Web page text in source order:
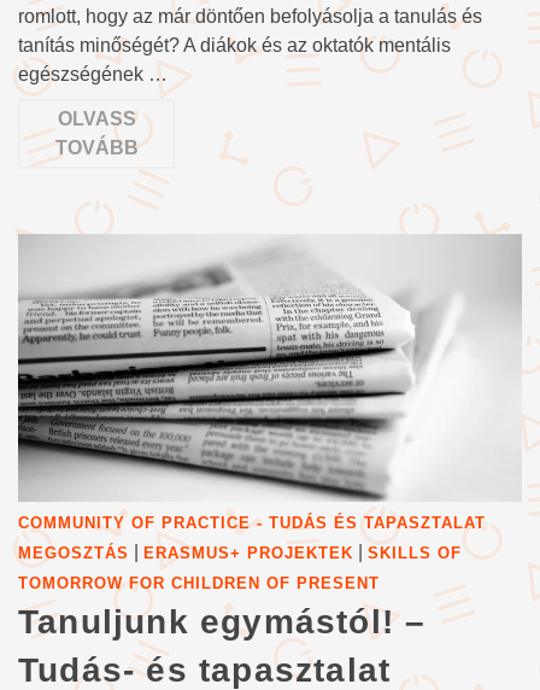
romlott, hogy az már döntően befolyásolja a tanulás és
tanítás minőségét? A diákok és az oktatók mentális
egészségének …
OLVASS
TOVÁBB
COMMUNITY OF PRACTICE - TUDÁS ÉS TAPASZTALAT
MEGOSZTÁS
ERASMUS+ PROJEKTEK
SKILLS OF
TOMORROW FOR CHILDREN OF PRESENT
Tanuljunk egymástól! –
Tudás- és tapasztalat